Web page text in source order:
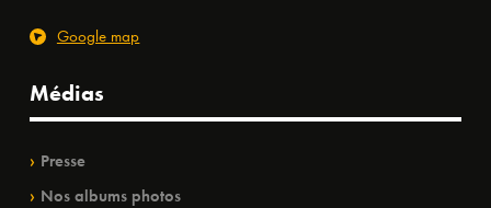
Google map
Médias
Presse
Nos albums photos